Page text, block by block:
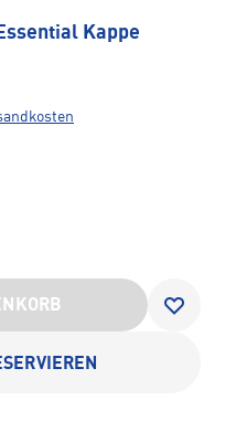
Kappe